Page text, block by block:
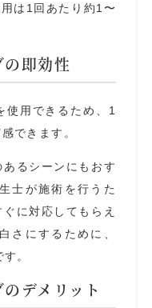
は1回あたり約1〜
の即効性
使用できるため、1
できます。
るシーンにもおす
士が施術を行うた
に対応してもらえ
さにするために、
。
デメリット